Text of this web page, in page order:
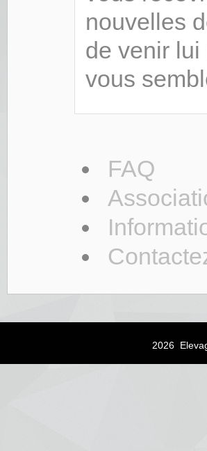
nouvelles
de venir
vous
FAQ
2026